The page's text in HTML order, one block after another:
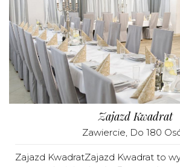
Zajazd Kwadrat
Zawiercie, Do 180
Zajazd KwadratZajazd Kwadrat to